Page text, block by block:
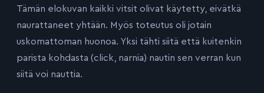
Tämän elokuvan kaikki vitsit olivat käytetty, eivätkä
naurattaneet yhtään. Myös toteutus oli jotain
uskomattoman huonoa. Yksi tähti siitä että kuitenkin
parista kohdasta (click, narnia) nautin sen verran kun
siitä voi nauttia.